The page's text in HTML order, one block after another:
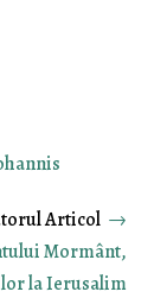
Mormânt,
la Ierusalim
→